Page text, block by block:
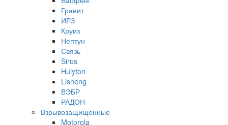
Гранит
ИРЗ
Круиз
Нептун
Связь
Sirus
Huiyton
Lisheng
ВЭБР
РАДОН
Взрывозащищенные
Motorola